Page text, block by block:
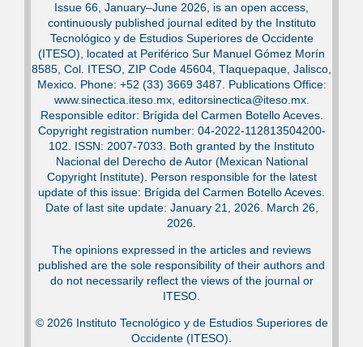
Issue 66, January–June 2026, is an open access,
continuously published journal edited by the Instituto
Tecnológico y de Estudios Superiores de Occidente
(ITESO), located at Periférico Sur Manuel Gómez Morín
8585, Col. ITESO, ZIP Code 45604, Tlaquepaque, Jalisco,
Mexico. Phone: +52 (33) 3669 3487. Publications Office:
www.sinectica.iteso.mx, editorsinectica@iteso.mx.
Responsible editor: Brígida del Carmen Botello Aceves.
Copyright registration number: 04-2022-112813504200-
102. ISSN: 2007-7033. Both granted by the Instituto
Nacional del Derecho de Autor (Mexican National
Copyright Institute). Person responsible for the latest
update of this issue: Brígida del Carmen Botello Aceves.
Date of last site update: January 21, 2026. March 26,
2026.
The opinions expressed in the articles and reviews
published are the sole responsibility of their authors and
do not necessarily reflect the views of the journal or
ITESO.
© 2026 Instituto Tecnológico y de Estudios Superiores de
Occidente (ITESO).